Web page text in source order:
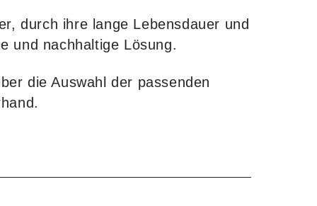
durch ihre lange Lebensdauer und
und nachhaltige Lösung.
die Auswahl der passenden